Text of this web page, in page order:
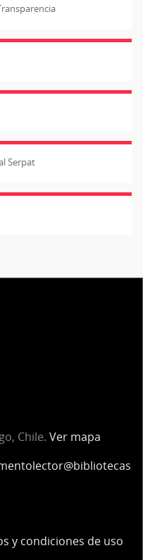
Serpat
Chile. Ver mapa
y condiciones de uso